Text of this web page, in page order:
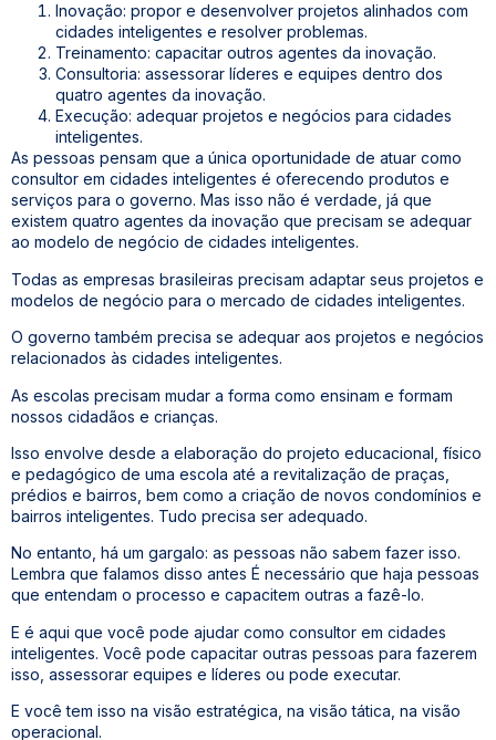
Inovação: propor e desenvolver projetos alinhados com
cidades inteligentes e resolver problemas.
Treinamento: capacitar outros agentes da inovação.
Consultoria: assessorar líderes e equipes dentro dos
quatro agentes da inovação.
Execução: adequar projetos e negócios para cidades
inteligentes.
As pessoas pensam que a única oportunidade de atuar como
consultor em cidades inteligentes é oferecendo produtos e
serviços para o governo. Mas isso não é verdade, já que
existem quatro agentes da inovação que precisam se adequar
ao modelo de negócio de cidades inteligentes.
Todas as empresas brasileiras precisam adaptar seus projetos e
modelos de negócio para o mercado de cidades inteligentes.
O governo também precisa se adequar aos projetos e negócios
relacionados às cidades inteligentes.
As escolas precisam mudar a forma como ensinam e formam
nossos cidadãos e crianças.
Isso envolve desde a elaboração do projeto educacional, físico
e pedagógico de uma escola até a revitalização de praças,
prédios e bairros, bem como a criação de novos condomínios e
bairros inteligentes. Tudo precisa ser adequado.
No entanto, há um gargalo: as pessoas não sabem fazer isso.
Lembra que falamos disso antes É necessário que haja pessoas
que entendam o processo e capacitem outras a fazê-lo.
E é aqui que você pode ajudar como consultor em cidades
inteligentes. Você pode capacitar outras pessoas para fazerem
isso, assessorar equipes e líderes ou pode executar.
E você tem isso na visão estratégica, na visão tática, na visão
operacional.